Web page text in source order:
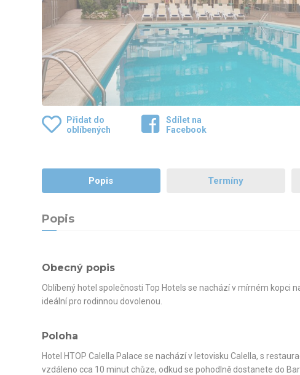
Přidat do
oblíbených
Sdílet na
Facebook
Popis Termíny
Popis
Obecný popis
Oblíbený hotel společnosti Top Hotels se nachází v mírném kopci
ideální pro rodinnou dovolenou.
Poloha
Hotel HTOP Calella Palace se nachází v letovisku Calella, s
vzdáleno cca 10 minut chůze, odkud se pohodlně dostanete do